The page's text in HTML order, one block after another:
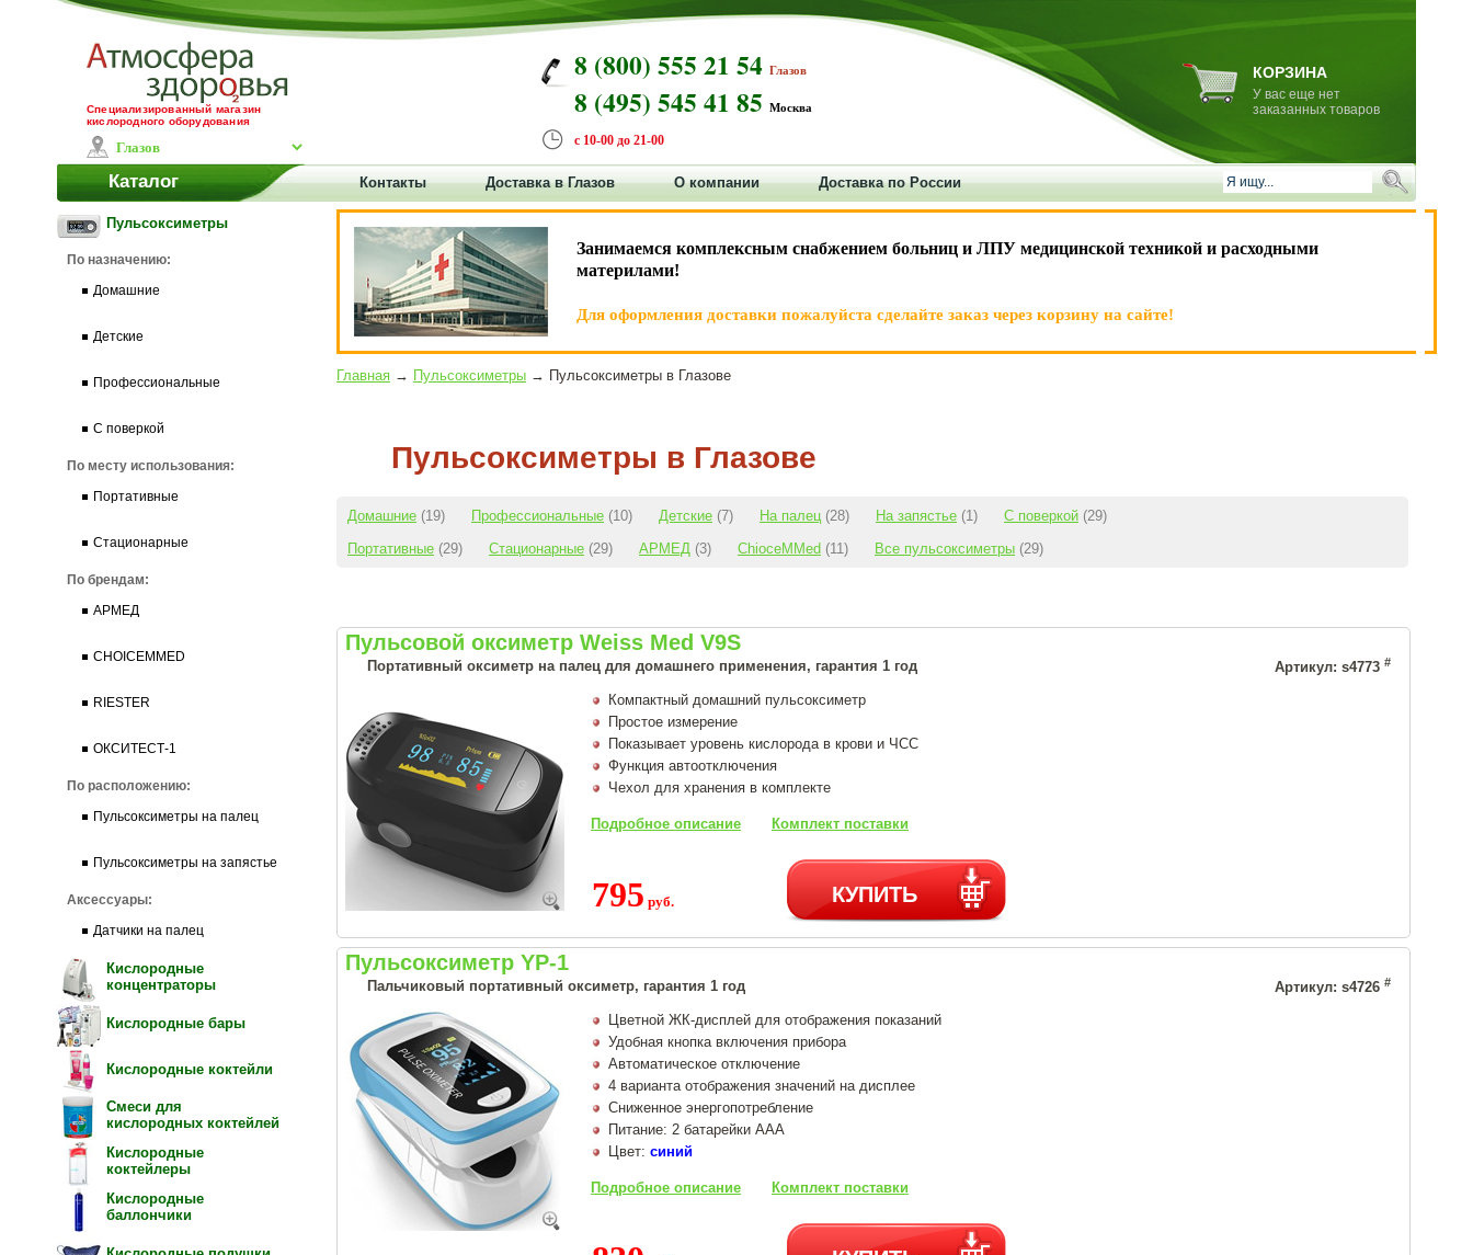
Специализированный магазин
кислородного оборудования
8 (800) 555 21 54 Глазов
8 (495) 545 41 85 Москва
с 10-00 до 21-00
КОРЗИНА
У вас еще нет
заказанных товаров
Каталог Контакты Доставка в Глазов О компании Доставка по России
Пульсоксиметры
По назначению:
Домашние
Детские
Профессиональные
С поверкой
По месту использования:
Портативные
Стационарные
По брендам:
АРМЕД
CHOICEMMED
RIESTER
ОКСИТЕСТ-1
По расположению:
Пульсоксиметры на палец
Пульсоксиметры на запястье
Аксессуары:
Датчики на палец
Кислородные
концентраторы
Кислородные бары
Кислородные коктейли
Смеси для
кислородных коктейлей
Кислородные
коктейлеры
Кислородные
баллончики
Занимаемся комплексным снабжением больниц и ЛПУ медицинской техникой и расходными
материлами!
Для оформления доставки пожалуйста сделайте заказ через корзину на сайте!
Главная → Пульсоксиметры → Пульсоксиметры в Глазове
Пульсоксиметры в Глазове
Домашние (19) Профессиональные (10) Детские (7) На палец (28) На запястье (1) C поверкой (29)
Портативные (29) Стационарные (29) АРМЕД (3) ChioceMMed (11) Все пульсоксиметры (29)
Пульсовой оксиметр Weiss Med V9S
Портативный оксиметр на палец для домашнего применения, гарантия 1 год Артикул: s4773 #
Компактный домашний пульсоксиметр
Простое измерение
Показывает уровень кислорода в крови и ЧСС
Функция автоотключения
Чехол для хранения в комплекте
Подробное описание Комплект поставки
795 руб. КУПИТЬ
Пульсоксиметр YP-1
Пальчиковый портативный оксиметр, гарантия 1 год Артикул: s4726 #
Цветной ЖК-дисплей для отображения показаний
Удобная кнопка включения прибора
Автоматическое отключение
4 варианта отображения значений на дисплее
Сниженное энергопотребление
Питание: 2 батарейки AAA
Цвет: синий
Подробное описание Комплект поставки